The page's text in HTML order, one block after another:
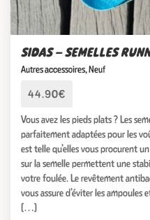
SIDAS – SEMELLES
Autres accessoires,Neuf
44.90€
Vous avez les pieds plats ? Les
parfaitement adaptées pour les
est telle qu’elles vous procurent
sur la semelle permettent une
votre foulée. Le revêtement
vous assure d’éviter les
[…]